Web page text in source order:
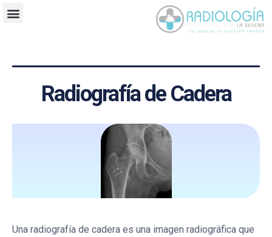
Radiografía de Cadera
Una radiografía de cadera es una imagen radiográfica que